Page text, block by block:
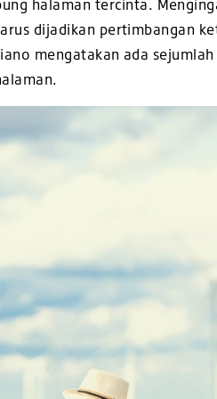
halaman tercinta.
dijadikan pertimbangan
mengatakan ada